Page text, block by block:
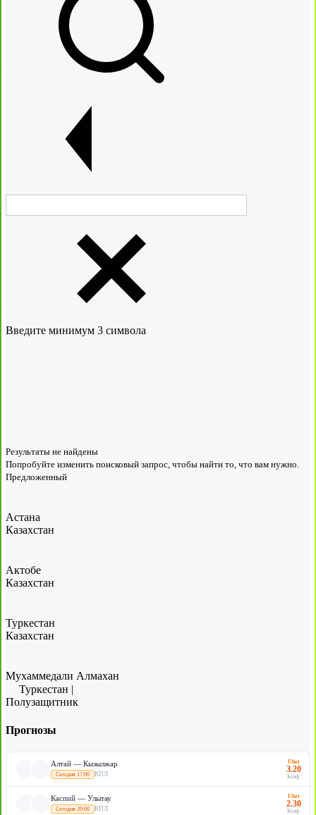
Введите минимум 3 символа
Результаты не найдены
Попробуйте изменить поисковый запрос, чтобы найти то, что вам нужно.
Предложенный
Астана
Казахстан
Актобе
Казахстан
Туркестан
Казахстан
Мухаммедали Алмахан
Туркестан |
Полузащитник
Прогнозы
Алтай — Кызылжар
Сегодня 17:00 КПЛ
Ubet
3.20
Коэф.
Каспий — Улытау
Сегодня 20:00 КПЛ
Ubet
2.30
Коэф.